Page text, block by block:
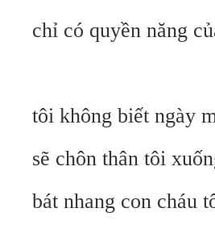
chỉ có quyền năng
tôi không biết ngày
sẽ chôn thân tôi
bát nhang con cháu